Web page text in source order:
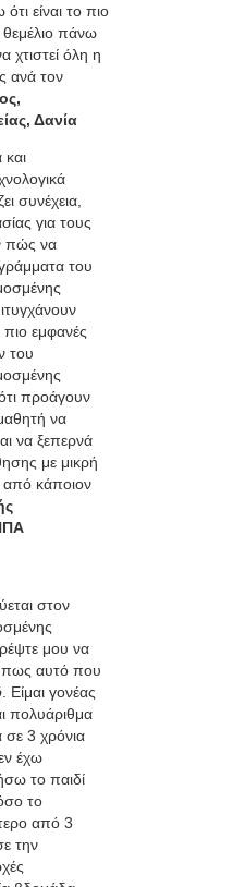
είναι το πιο
θεμέλιο πάνω
χτιστεί όλη η
ανά τον
Δανία
συνέχεια,
για τους
πώς να
του
εμφανές
του
προάγουν
να
να ξεπερνά
με μικρή
από κάποιον
στον
μου να
πως αυτό που
. Είμαι γονέας
πολυάριθμα
σε 3 χρόνια
έχω
το παιδί
το
από 3
την